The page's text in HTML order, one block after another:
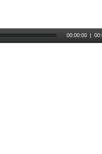
00:00:00 |